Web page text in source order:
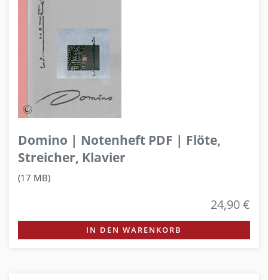
Domino | Notenheft PDF | Flöte,
Streicher, Klavier
(17 MB)
24,90 €
IN DEN WARENKORB